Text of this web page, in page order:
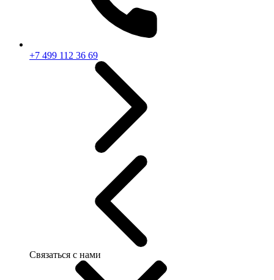
+7 499 112 36 69
Связаться с нами